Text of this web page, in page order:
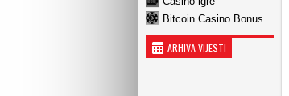
Bitcoin Casino Bonus
ARHIVA VIJESTI